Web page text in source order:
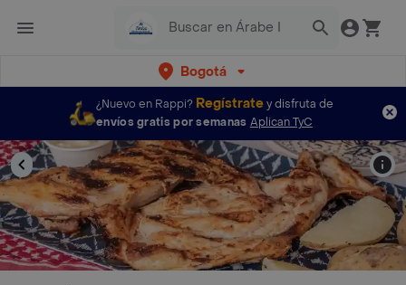
Bogotá
¿Nuevo en Rappi? Regístratey disfruta de
envíos gratis por semanas Aplican TyC